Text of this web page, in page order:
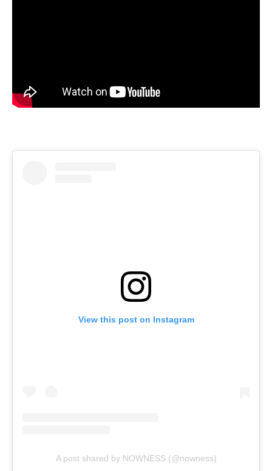
View this post on Instagram
A post shared by NOWNESS (@nowness)